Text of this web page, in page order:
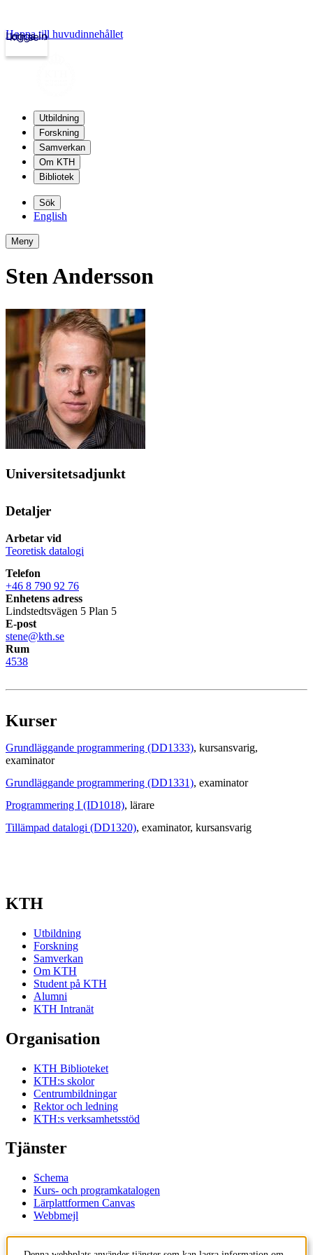
kth.se
Logga in
Hoppa till huvudinnehållet
Utbildning
Forskning
Samverkan
Om KTH
Bibliotek
Sök
English
Meny
Sten Andersson
Universitetsadjunkt
Detaljer
Arbetar vid
Teoretisk datalogi
Telefon
+46 8 790 92 76
Enhetens adress
Lindstedtsvägen 5 Plan 5
E-post
stene@kth.se
Rum
4538
Kurser
Grundläggande programmering (DD1333), kursansvarig,
examinator
Grundläggande programmering (DD1331), examinator
Programmering I (ID1018), lärare
Tillämpad datalogi (DD1320), examinator, kursansvarig
KTH
Utbildning
Forskning
Samverkan
Om KTH
Student på KTH
Alumni
KTH Intranät
Organisation
KTH Biblioteket
KTH:s skolor
Centrumbildningar
Rektor och ledning
KTH:s verksamhetsstöd
Tjänster
Schema
Kurs- och programkatalogen
Lärplattformen Canvas
Webbmejl